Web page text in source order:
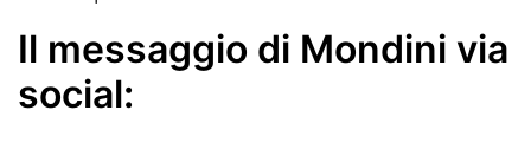
Il messaggio di Mondini via
social: